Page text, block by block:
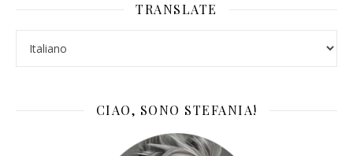
TRANSLATE
CIAO, SONO STEFANIA!